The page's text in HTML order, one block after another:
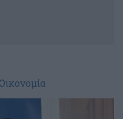
Οικονομία